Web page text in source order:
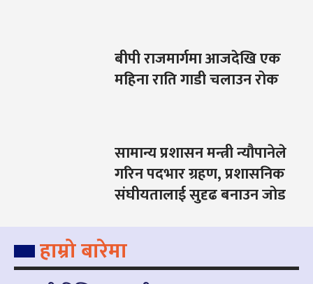
बीपी राजमार्गमा आजदेखि एक
महिना राति गाडी चलाउन रोक
सामान्य प्रशासन मन्त्री न्यौपानेले
गरिन पदभार ग्रहण, प्रशासनिक
संघीयतालाई सुदृढ बनाउन जोड
हाम्रो बारेमा